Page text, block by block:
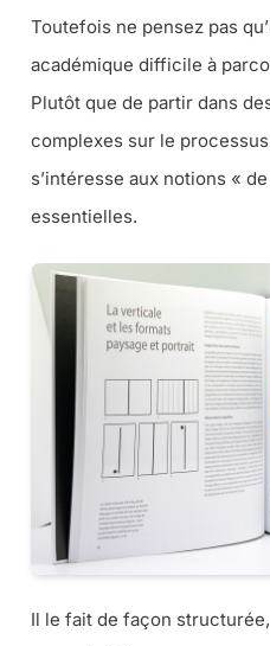
Toutefois ne pensez pas
académique difficile à
Plutôt que de partir dans
complexes sur le
s’intéresse aux notions «
essentielles.
Il le fait de façon